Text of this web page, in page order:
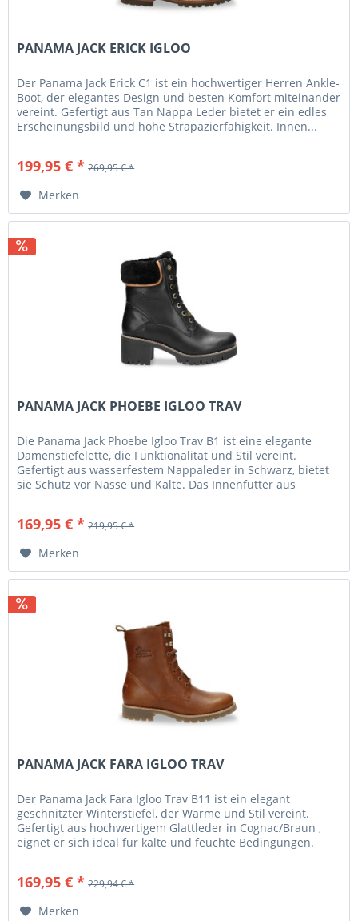
PANAMA JACK ERICK IGLOO
Der Panama Jack Erick C1 ist ein hochwertiger Herren Ankle-
Boot, der elegantes Design und besten Komfort miteinander
vereint. Gefertigt aus Tan Nappa Leder bietet er ein edles
Erscheinungsbild und hohe Strapazierfähigkeit. Innen...
199,95 € * 269,95 € *
Merken
PANAMA JACK PHOEBE IGLOO TRAV
Die Panama Jack Phoebe Igloo Trav B1 ist eine elegante
Damenstiefelette, die Funktionalität und Stil vereint.
Gefertigt aus wasserfestem Nappaleder in Schwarz, bietet
sie Schutz vor Nässe und Kälte. Das Innenfutter aus
169,95 € * 219,95 € *
Merken
PANAMA JACK FARA IGLOO TRAV
Der Panama Jack Fara Igloo Trav B11 ist ein elegant
geschnitzter Winterstiefel, der Wärme und Stil vereint.
Gefertigt aus hochwertigem Glattleder in Cognac/Braun ,
eignet er sich ideal für kalte und feuchte Bedingungen.
169,95 € * 229,94 € *
Merken